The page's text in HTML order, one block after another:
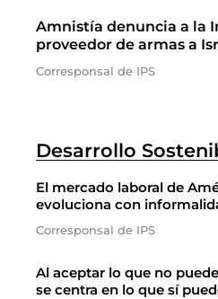
Amnistía denuncia a la
proveedor de armas a
Corresponsal de IPS
Desarrollo
El mercado laboral de
evoluciona con
Corresponsal de IPS
Al aceptar lo que no
se centra en lo que sí